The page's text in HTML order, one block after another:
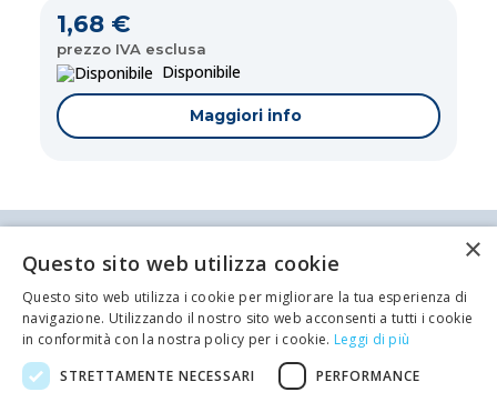
1,68 €
prezzo IVA esclusa
Disponibile
Maggiori info
Antei & Paolucci S.r.l. Via Bologna, 70 A-B-C-D La
Spezia
P.IVA/C.F. 00209350115 Capitale sociale: €
84.500,00 Azienda iscritta al registro delle imprese
di La Spezia con il numero REA 62679
Privacy policy
Cookie Policy
Telefono: 0187 502359
Scrivi una mail al nostro staff +
×
Questo sito web utilizza cookie
Questo sito web utilizza i cookie per migliorare la tua esperienza di
navigazione. Utilizzando il nostro sito web acconsenti a tutti i cookie
in conformità con la nostra policy per i cookie. Leggi di più
STRETTAMENTE NECESSARI
PERFORMANCE